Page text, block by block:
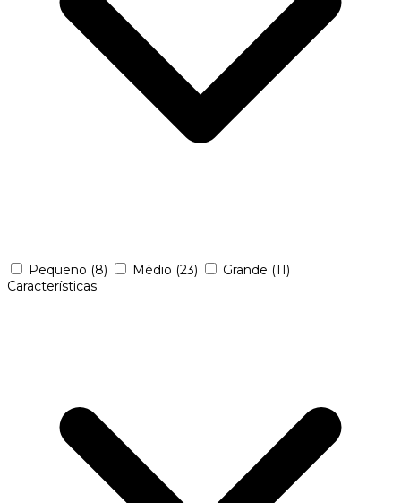
Pequeno (8) Médio (23) Grande (11)
Características